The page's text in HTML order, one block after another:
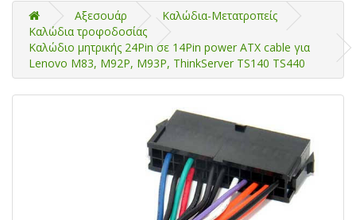
Αξεσουάρ
Καλώδια-Μετατροπείς
Καλώδια τροφοδοσίας
Καλώδιο μητρικής 24Pin σε 14Pin power ATX cable για
Lenovo M83, M92P, M93P, ThinkServer TS140 TS440